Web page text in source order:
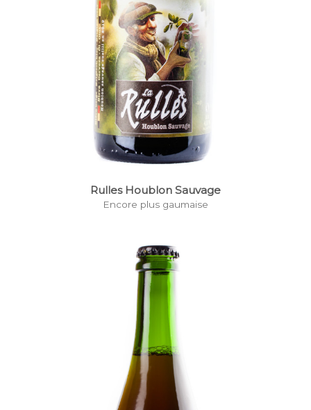
Rulles Houblon Sauvage
Encore plus gaumaise